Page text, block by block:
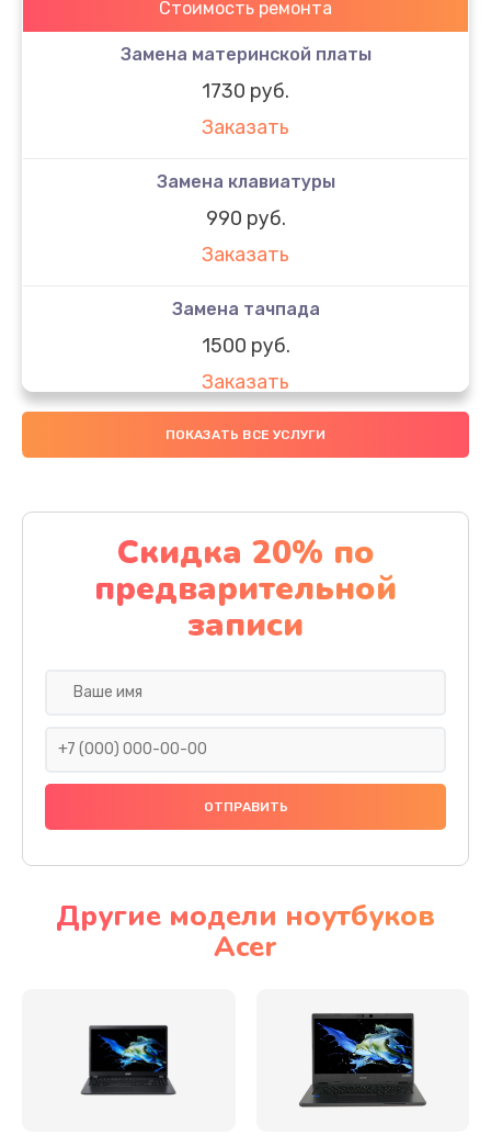
Стоимость ремонта
Замена материнской платы
1730 руб.
Заказать
Замена клавиатуры
990 руб.
Заказать
Замена тачпада
1500 руб.
Заказать
Замена южного моста
Заказать
Чистка от пыли
1060 руб.
Заказать
Ремонт подсветки
Настройка BIOS
Замена видеочипа
ПОКАЗАТЬ ВСЕ УСЛУГИ
Скидка 20% по
предварительной
записи
Другие модели ноутбуков
Acer